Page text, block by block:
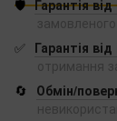
🛡️ Гарантія
✅ Гарантія
отримання
🔄
Обмін/